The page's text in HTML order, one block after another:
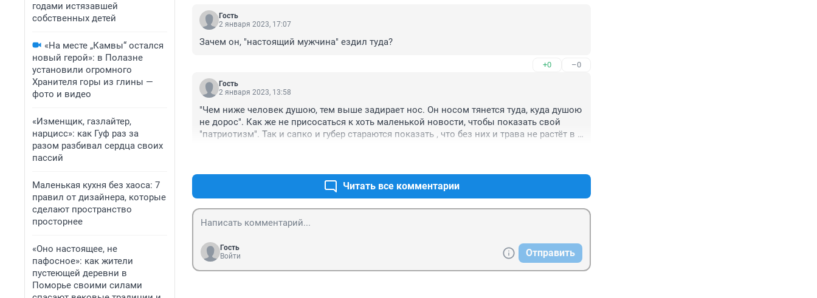
годами истязавшей
собственных детей
«На месте „Камвы“ остался
новый герой»: в Полазне
установили огромного
Хранителя горы из глины —
фото и видео
«Изменщик, газлайтер,
нарцисс»: как Гуф раз за
разом разбивал сердца своих
пассий
Маленькая кухня без хаоса: 7
правил от дизайнера, которые
сделают пространство
просторнее
«Оно настоящее, не
пафосное»: как жители
пустеющей деревни в
Поморье своими силами
Гость
2 января 2023, 17:07
Зачем он, "настоящий мужчина" ездил туда?
+0 –0
Гость
2 января 2023, 13:58
"Чем ниже человек душою, тем выше задирает нос. Он носом тянется туда, куда душою
не дорос". Как же не присосаться к хоть маленькой новости, чтобы показать свой
"патриотизм". Так и сапко и губер стараются показать , что без них и трава не растёт в
Читать все комментарии
Гость
Войти
Отправить